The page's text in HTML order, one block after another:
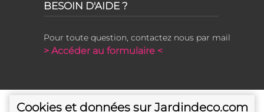
BESOIN D'AIDE ?
Pour toute question, contactez nous par mail
> Accéder au formulaire <
Cookies et données sur Jardindeco.com